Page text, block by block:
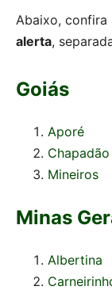
Abaixo, confira
alerta,
Goiás
Aporé
Mineiros
Minas
Albertina